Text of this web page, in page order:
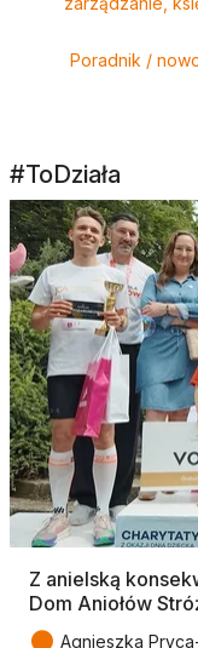
Poradnik /
#ToDziała
Z anielską
Dom Aniołów
Agnieszka